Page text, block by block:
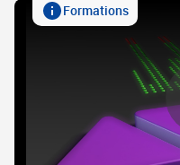
Formations